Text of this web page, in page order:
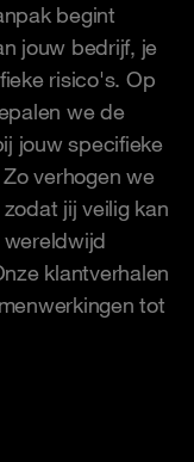
begint
jouw bedrijf, je
risico's. Op
we de
jouw specifieke
verhogen we
jij veilig kan
klantverhalen
tot